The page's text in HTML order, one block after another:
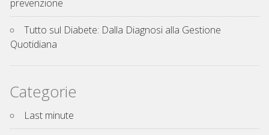
prevenzione
Tutto sul Diabete: Dalla Diagnosi alla Gestione
Quotidiana
Categorie
Last minute